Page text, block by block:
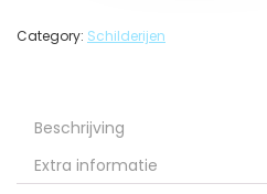
Category: Schilderijen
Beschrijving
Extra informatie